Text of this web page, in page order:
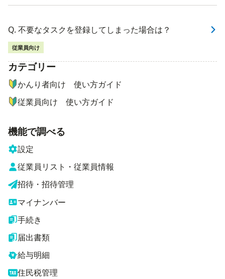
Q. 不要なタスクを登録してしまった場合は？
従業員向け
ナビゲーションメニュー
カテゴリー
かんり者向け 使い方ガイド
従業員向け 使い方ガイド
機能で調べる
設定
従業員リスト・従業員情報
招待・招待管理
マイナンバー
手続き
届出書類
給与明細
住民税管理